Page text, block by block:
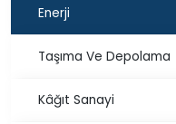
Enerji
Taşıma Ve Depolama
Kâğıt Sanayi